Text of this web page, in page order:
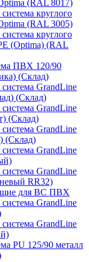
(RAL 8017)
круглого
(RAL 3005)
круглого
(Optima) (RAL
ПВХ 120/90
(Склад)
GrandLine
(Склад)
GrandLine
(Склад)
GrandLine
(Склад)
GrandLine
GrandLine
RR32)
для ВС ПВХ
GrandLine
GrandLine
PU 125/90 металл